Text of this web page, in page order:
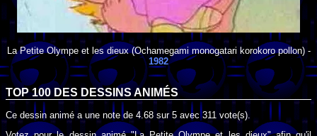
La Petite Olympe et les dieux (Ochamegami monogatari korokoro pollon) -
1982
TOP 100 DES DESSINS ANIMÉS
Ce dessin animé a une note de 4.68 sur 5 avec311 vote(s).